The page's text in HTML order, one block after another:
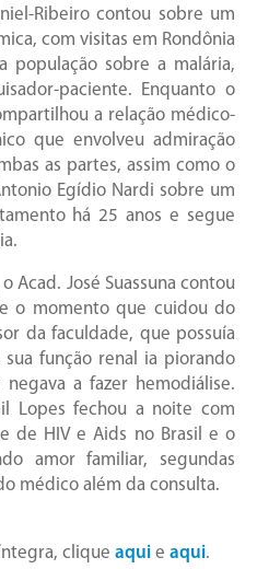
Ribeiro contou sobre um
com visitas em Rondônia
população sobre a malária,
paciente. Enquanto o
a relação médico-
que envolveu admiração
as partes, assim como o
Egídio Nardi sobre um
há 25 anos e segue
Acad. José Suassuna contou
o momento que cuidou do
da faculdade, que possuía
função renal ia piorando
a fazer hemodiálise.
Lopes fechou a noite com
de HIV e Aids no Brasil e o
amor familiar, segundas
médico além da consulta.
clique aqui e aqui.